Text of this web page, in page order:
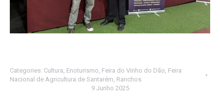
Categories: Cultura Enoturismo Feira do Vinho do Dão Feira
Nacional de Agricultura de Santarém Ranchos
9 Junho 2025